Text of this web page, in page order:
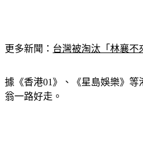
更多新聞： 台灣被淘汰「林襄不
據《香港01》、《星島娛樂》
翁一路好走。